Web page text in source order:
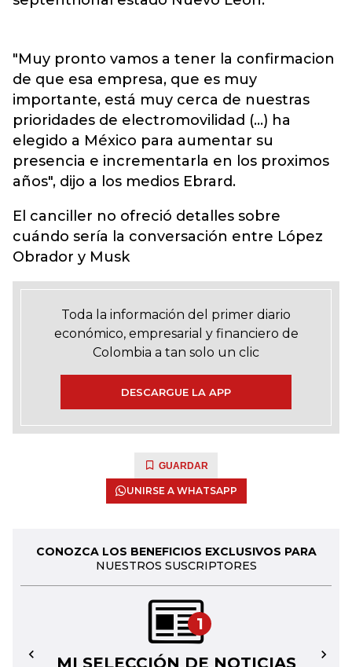
"Muy pronto vamos a tener la confirmacion
de que esa empresa, que es muy
importante, está muy cerca de nuestras
prioridades de electromovilidad (...) ha
elegido a México para aumentar su
presencia e incrementarla en los proximos
años", dijo a los medios Ebrard.
El canciller no ofreció detalles sobre
cuándo sería la conversación entre López
Obrador y Musk
Toda la información del primer diario
económico, empresarial y financiero de
Colombia a tan solo un clic
DESCARGUE LA APP
GUARDAR
UNIRSE A WHATSAPP
CONOZCA LOS BENEFICIOS EXCLUSIVOS PARA
NUESTROS SUSCRIPTORES
1
MI SELECCIÓN DE NOTICIAS
← →